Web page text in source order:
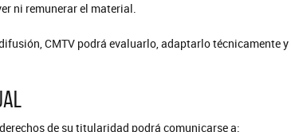
ni remunerar el material.
CMTV podrá evaluarlo, adaptarlo
de su titularidad podrá comunicarse a: